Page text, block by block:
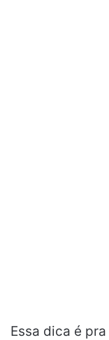
Essa dica é